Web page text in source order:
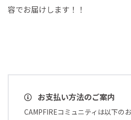
容でお届けします！！
お支払い方法のご案内
CAMPFIREコミュニティは以下の